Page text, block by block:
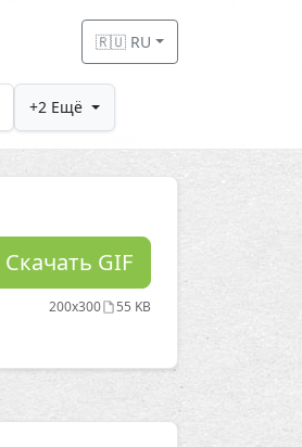
🇷🇺 RU
+2 Ещё
Скачать GIF
200x300 55 KB